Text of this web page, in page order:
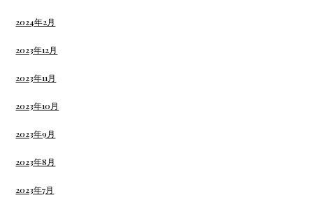
2024年2月
2023年12月
2023年11月
2023年10月
2023年9月
2023年8月
2023年7月